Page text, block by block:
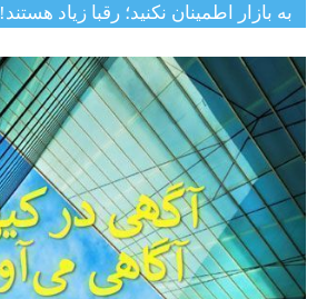
به بازار اطمینان نکنید؛ رقبا زیاد هستند!